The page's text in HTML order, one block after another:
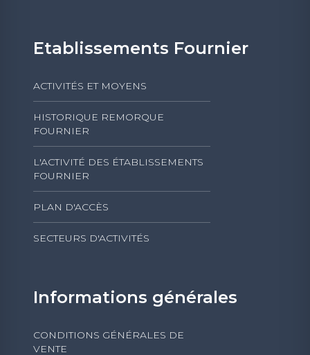
Etablissements Fournier
ACTIVITÉS ET MOYENS
HISTORIQUE REMORQUE
FOURNIER
L'ACTIVITÉ DES ÉTABLISSEMENTS
FOURNIER
PLAN D'ACCÈS
SECTEURS D'ACTIVITÉS
Informations générales
CONDITIONS GÉNÉRALES DE
VENTE